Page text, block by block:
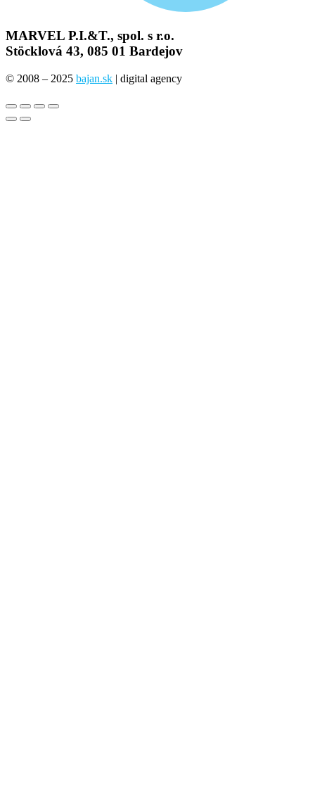
MARVEL P.I.&T., spol. s r.o.
Stöcklová 43, 085 01 Bardejov
© 2008 – 2025 bajan.sk | digital agency